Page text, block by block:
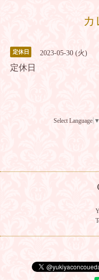
カ
定休日 2023-05-30 (火)
定休日
Select Language ▼